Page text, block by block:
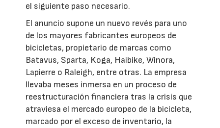
el siguiente paso necesario.
El anuncio supone un nuevo revés para uno
de los mayores fabricantes europeos de
bicicletas, propietario de marcas como
Batavus, Sparta, Koga, Haibike, Winora,
Lapierre o Raleigh, entre otras. La empresa
llevaba meses inmersa en un proceso de
reestructuración financiera tras la crisis que
atraviesa el mercado europeo de la bicicleta,
marcado por el exceso de inventario, la